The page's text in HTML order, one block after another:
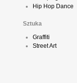
Hip Hop Dance
Sztuka
Graffiti
Street Art